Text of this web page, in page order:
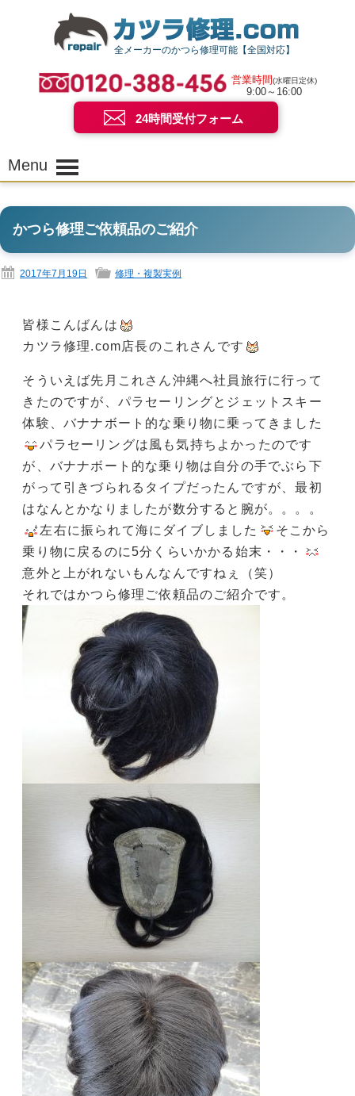
全メーカーのかつら修理可能【全国対応】
営業時間(水曜日定休)
9:00～16:00
24時間受付フォーム
Menu
かつら修理ご依頼品のご紹介
2017年7月19日 修理・複製実例
皆様こんばんは
カツラ修理.com店長のこれさんです
そういえば先月これさん沖縄へ社員旅行に行って
きたのですが、パラセーリングとジェットスキー
体験、バナナボート的な乗り物に乗ってきました
パラセーリングは風も気持ちよかったのです
が、バナナボート的な乗り物は自分の手でぶら下
がって引きづられるタイプだったんですが、最初
はなんとかなりましたが数分すると腕が。。。。
左右に振られて海にダイブしました
そこから
乗り物に戻るのに5分くらいかかる始末・・・
意外と上がれないもんなんですねぇ（笑）
それではかつら修理ご依頼品のご紹介です。